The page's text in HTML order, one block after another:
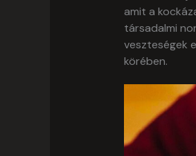
amit a
társadalmi
veszteségek
körében.